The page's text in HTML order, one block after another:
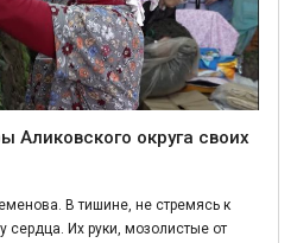
Аликовского округа своих
В тишине, не стремясь к
сердца. Их руки, мозолистые от